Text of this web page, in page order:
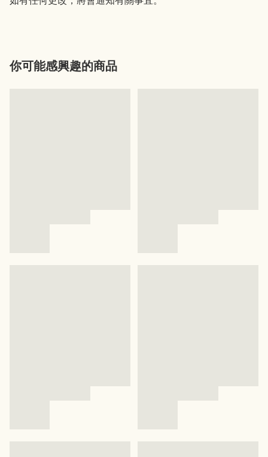
你可能感興趣的商品